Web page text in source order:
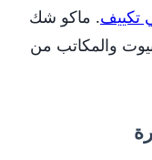
تكييف. ماكو شك
والمكاتب من